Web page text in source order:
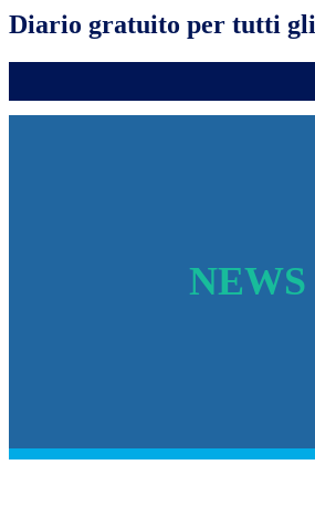
Diario gratuito per tutti
NEWS